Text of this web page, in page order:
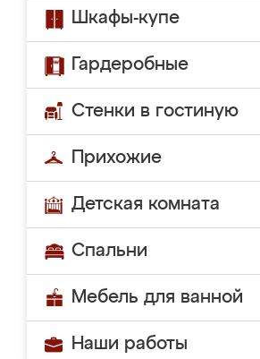
Шкафы-купе
Гардеробные
Стенки в гостиную
Прихожие
Детская комната
Спальни
Мебель для ванной
Наши работы